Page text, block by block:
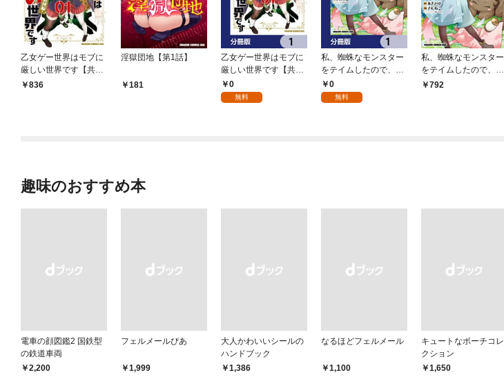
乙女ゲー世界はモブに
厳しい世界です【共和
国編】 ０１
836
淫獄団地【第1話】
181
乙女ゲー世界はモブに
厳しい世界です【共和
国編】【分冊版】 1
0
無料
私、蜘蛛なモンスター
をテイムしたので、ス
パイダーシルクで裁縫
を頑張ります！【分冊
0
無料
私、蜘蛛なモンスター
をテイムしたので、ス
パイダーシルクで裁縫
792
趣味のおすすめ本
電車の顔図鑑2 国鉄型
の鉄道車両
￥2,200
フェルメールぴあ
￥1,999
大人かわいいシールの
ハンドブック
￥1,386
なるほどフェルメール
￥1,100
キュートなポーチコレ
クション
￥1,650